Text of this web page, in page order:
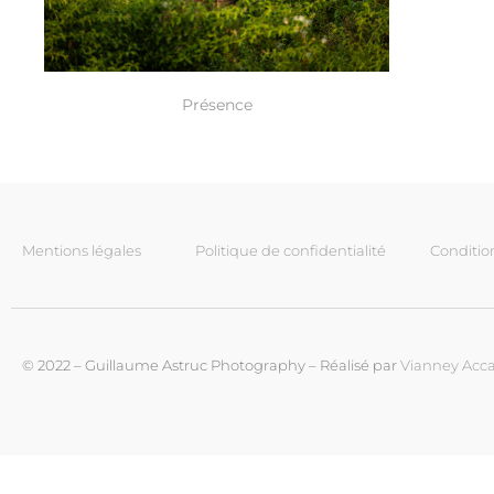
Présence
Mentions légales Politique de confidentialité
© 2022 – Guillaume Astruc Photography – Réalisé parVianney